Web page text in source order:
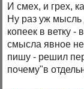
И смех, и грех,
Ну раз уж мысль
копеек в ветку -
смысла явное
пишу - решил
почему"в